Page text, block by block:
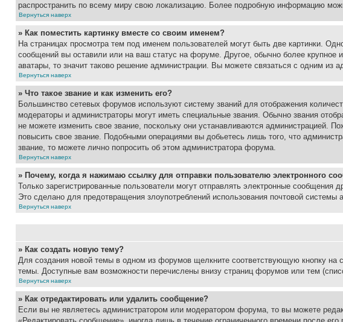
распространить по всему миру свою локализацию. Более подробную информацию
Вернуться наверх
» Как поместить картинку вместе со своим именем?
На страницах просмотра тем под именем пользователей могут быть две картинки.
сообщений вы оставили или на ваш статус на форуме. Другое, обычно более крупное
аватары, то значит таково решение администрации. Вы можете связаться с одним из
Вернуться наверх
» Что такое звание и как изменить его?
Большинство сетевых форумов используют систему званий для отображения
модераторы и администраторы могут иметь специальные звания. Обычно звания
не можете изменить свое звание, поскольку они устанавливаются администрацией.
повысить свое звание. Подобными операциями вы добьетесь лишь того, что
звание, то можете лично попросить об этом администратора форума.
Вернуться наверх
» Почему, когда я нажимаю ссылку для отправки пользователю электронного
Только зарегистрированные пользователи могут отправлять электронные
Это сделано для предотвращения злоупотреблений использования почтовой
Вернуться наверх
» Как создать новую тему?
Для создания новой темы в одном из форумов щелкните соответствующую кнопку на
темы. Доступные вам возможности перечислены внизу страниц форумов или тем
Вернуться наверх
» Как отредактировать или удалить сообщение?
Если вы не являетесь администратором или модератором форума, то вы можете